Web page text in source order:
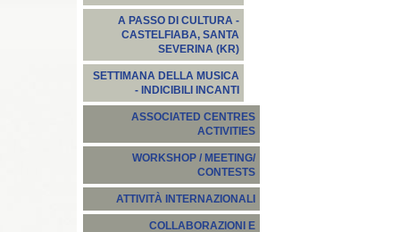
A PASSO DI CULTURA -
CASTELFIABA, SANTA
SEVERINA (KR)
SETTIMANA DELLA MUSICA
- INDICIBILI INCANTI
ASSOCIATED CENTRES
ACTIVITIES
WORKSHOP / MEETING/
CONTESTS
ATTIVITÀ INTERNAZIONALI
COLLABORAZIONI E